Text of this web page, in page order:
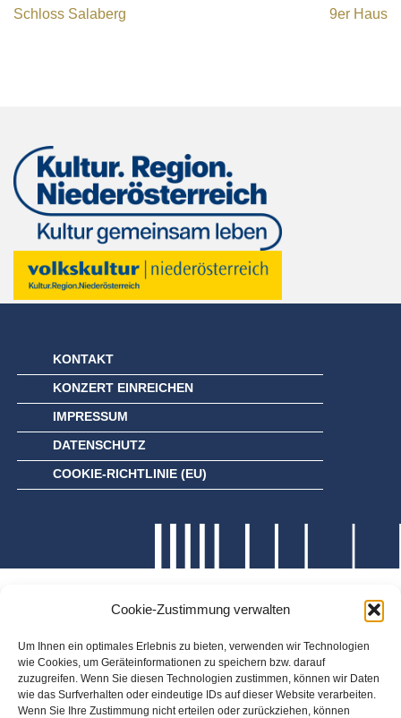
Cookie-Zustimmung verwalten
Um Ihnen ein optimales Erlebnis zu bieten, verwenden wir Technologien
wie Cookies, um Geräteinformationen zu speichern bzw. darauf
zuzugreifen. Wenn Sie diesen Technologien zustimmen, können wir Daten
wie das Surfverhalten oder eindeutige IDs auf dieser Website verarbeiten.
Wenn Sie Ihre Zustimmung nicht erteilen oder zurückziehen, können
Schloss Salaberg 9er Haus
KONTAKT
KONZERT EINREICHEN
IMPRESSUM
DATENSCHUTZ
COOKIE-RICHTLINIE (EU)